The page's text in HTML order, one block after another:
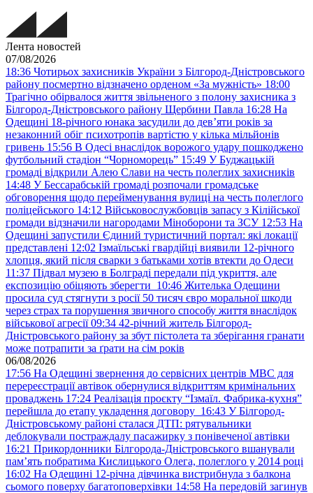
Лента новостей
07/08/2026
18:36 Чотирьох захисників України з Білгород-Дністровського
району посмертно відзначено орденом «За мужність» 18:00
Трагічно обірвалося життя звільненого з полону захисника з
Білгород-Дністровського району Щербини Павла 16:28 На
Одещині 18-річного юнака засудили до дев’яти років за
незаконний обіг психотропів вартістю у кілька мільйонів
гривень 15:56 В Одесі внаслідок ворожого удару пошкоджено
футбольний стадіон “Чорноморець” 15:49 У Буджацькій
громаді відкрили Алею Слави на честь полеглих захисників
14:48 У Бессарабській громаді розпочали громадське
обговорення щодо перейменування вулиці на честь полеглого
поліцейського 14:12 Військовослужбовців запасу з Кілійської
громади відзначили нагородами Міноборони та ЗСУ 12:53 На
Одещині запустили Єдиний туристичний портал: які локації
представлені 12:02 Ізмаїльські гвардійці виявили 12-річного
хлопця, який після сварки з батьками хотів втекти до Одеси
11:37 Підвал музею в Болграді передали під укриття, але
експозицію обіцяють зберегти 10:46 Жителька Одещини
просила суд стягнути з росії 50 тисяч євро моральної шкоди
через страх та порушення звичного способу життя внаслідок
військової агресії 09:34 42-річний житель Білгород-
Дністровського району за збут пістолета та зберігання гранати
може потрапити за ґрати на сім років
06/08/2026
17:56 На Одещині звернення до сервісних центрів МВС для
перереєстрації автівок обернулися відкриттям кримінальних
проваджень 17:24 Реалізація проєкту “Ізмаїл. Фабрика-кухня”
перейшла до етапу укладення договору 16:43 У Білгород-
Дністровському районі сталася ДТП: рятувальники
деблокували постраждалу пасажирку з понівеченої автівки
16:21 Прикордонники Білгорода-Дністровського вшанували
пам’ять побратима Кислицького Олега, полеглого у 2014 році
16:02 На Одещині 12-річна дівчинка вистрибнула з балкона
сьомого поверху багатоповерхівки 14:58 На передовій загинув